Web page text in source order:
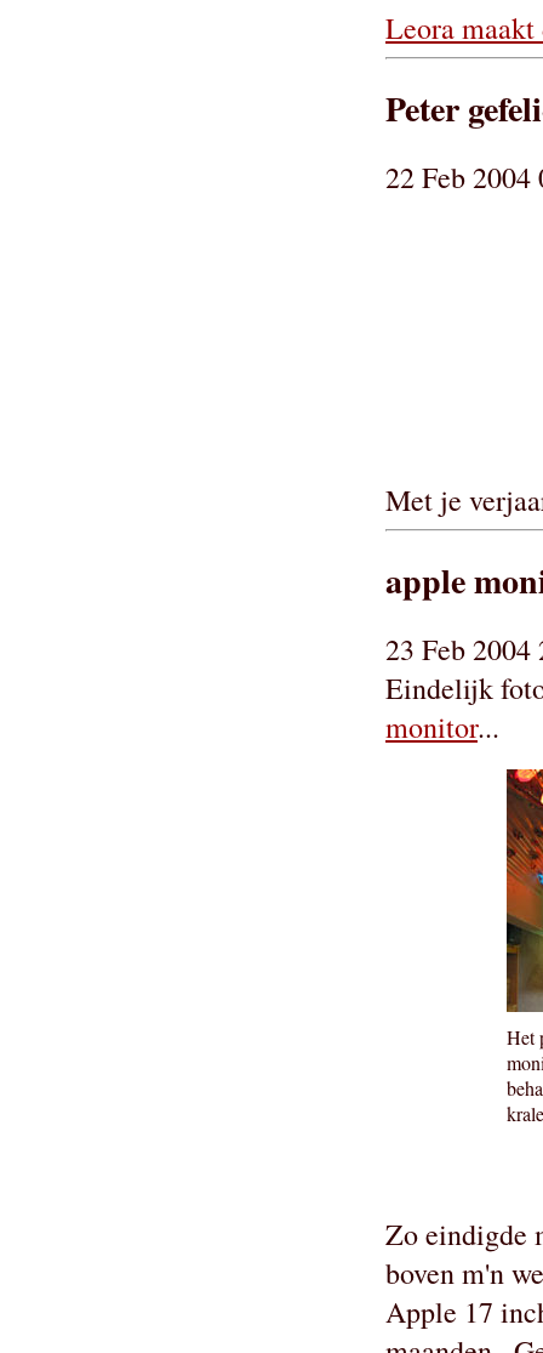
Leora
Peter
22 Feb 2004
Met je
apple
23 Feb 2004
Eindelijk
monitor...
Het
Zo eindigde
boven m'n
Apple 17